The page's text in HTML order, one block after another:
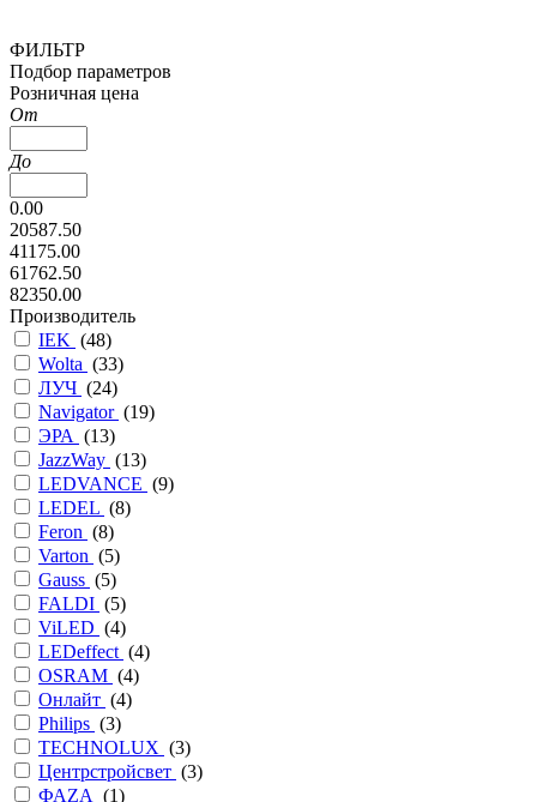
ФИЛЬТР
Подбор параметров
Розничная цена
От
До
0.00
20587.50
41175.00
61762.50
82350.00
Производитель
IEK (48)
Wolta (33)
ЛУЧ (24)
Navigator (19)
ЭРА (13)
JazzWay (13)
LEDVANCE (9)
LEDEL (8)
Feron (8)
Varton (5)
Gauss (5)
FALDI (5)
ViLED (4)
LEDeffect (4)
OSRAM (4)
Онлайт (4)
Philips (3)
TECHNOLUX (3)
Центрстройсвет (3)
ФАZА (1)